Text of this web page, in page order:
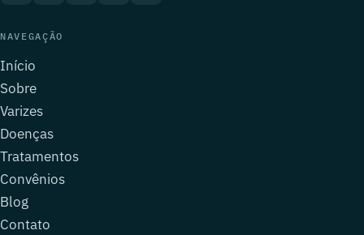
NAVEGAÇÃO
Início
Sobre
Varizes
Doenças
Tratamentos
Convênios
Blog
Contato